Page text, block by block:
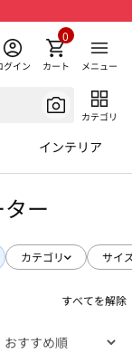
グイン カート
0
メニュー
カテゴリ
インテリア
ー
カテゴリ サイ
すべてを解除